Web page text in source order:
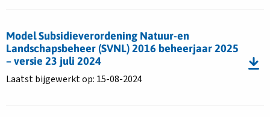
juli
2025
Landschapsbeheer
2016
beheerjaar
2026
–
1
Model Subsidieverordening Natuur-en
Landschapsbeheer (SVNL) 2016 beheerjaar 2025
– versie 23 juli 2024
Laatst bijgewerkt op: 15-08-2024
bestand
Model
Subsidieverordening
Natuur-
Landschapsbeheer